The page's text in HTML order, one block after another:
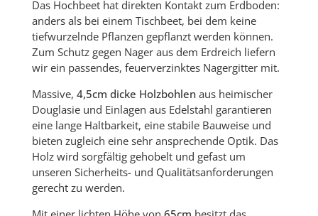
Das Hochbeet hat direkten Kontakt zum Erdboden:
anders als bei einem Tischbeet, bei dem keine
tiefwurzelnde Pflanzen gepflanzt werden können.
Zum Schutz gegen Nager aus dem Erdreich liefern
wir ein passendes, feuerverzinktes Nagergitter mit.
Massive, 4,5cm dicke Holzbohlen aus heimischer
Douglasie und Einlagen aus Edelstahl garantieren
eine lange Haltbarkeit, eine stabile Bauweise und
bieten zugleich eine sehr ansprechende Optik. Das
Holz wird sorgfältig gehobelt und gefast um
unseren Sicherheits- und Qualitätsanforderungen
gerecht zu werden.